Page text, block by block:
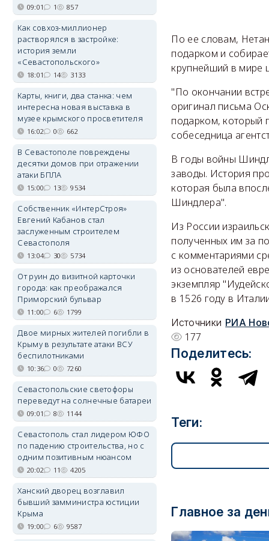
По ее словам,
подарком и
крупнейший в мире
"По окончании
оригинал письма
подарком, который
собеседница
В годы войны
заводы. История
которая была
Шиндлера".
Из России
полученных им за
с комментариями
из основателей
экземпляр
в 1526 году в
Источники РИА
177
Поделитесь:
Теги:
Главное за
09:01 1 857
Как совхоз-миллионер
растворялся в застройке:
история земли
«Севастопольского»
18:01 14 3133
Карты, книги, два станка: чем
интересна новая выставка в
музее крымского просветителя
16:02 0 662
В Севастополе повреждены
десятки домов при отражении
атаки БПЛА
15:00 13 9534
Собственник «ИнтерСтроя»
Евгений Кабанов стал
заслуженным строителем
Севастополя
13:04 30 5734
От руин до визитной карточки
города: как преображался
Приморский бульвар
11:00 6 1799
Двое мирных жителей погибли в
Крыму в результате атаки ВСУ
беспилотниками
10:36 0 7260
Севастопольские светофоры
переведут на солнечные батареи
09:01 8 1144
Севастополь стал лидером ЮФО
по падению строительства, но с
одним позитивным нюансом
20:02 11 4205
Ханский дворец возглавил
бывший замминистра юстиции
Крыма
19:00 6 9587